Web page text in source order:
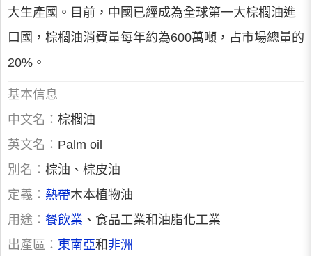
大生產國。目前，中國已經成為全球第一大棕櫚油進
口國，棕櫚油消費量每年約為600萬噸，占市場總量的
20%。
基本信息
中文名： 棕櫚油
英文名： Palm oil
別名： 棕油、棕皮油
定義： 熱帶木本植物油
用途： 餐飲業 、食品工業和油脂化工業
出產區： 東南亞和 非洲